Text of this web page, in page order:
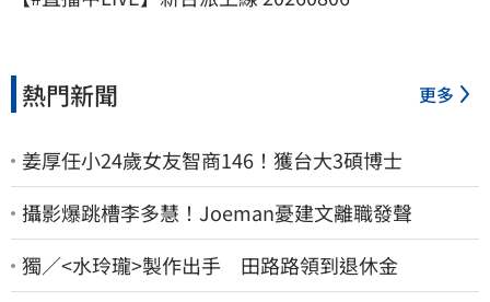
熱門新聞 更多
姜厚任小24歲女友智商146！獲台大3碩博士
攝影爆跳槽李多慧！Joeman憂建文離職發聲
獨／<水玲瓏>製作出手 田路路領到退休金